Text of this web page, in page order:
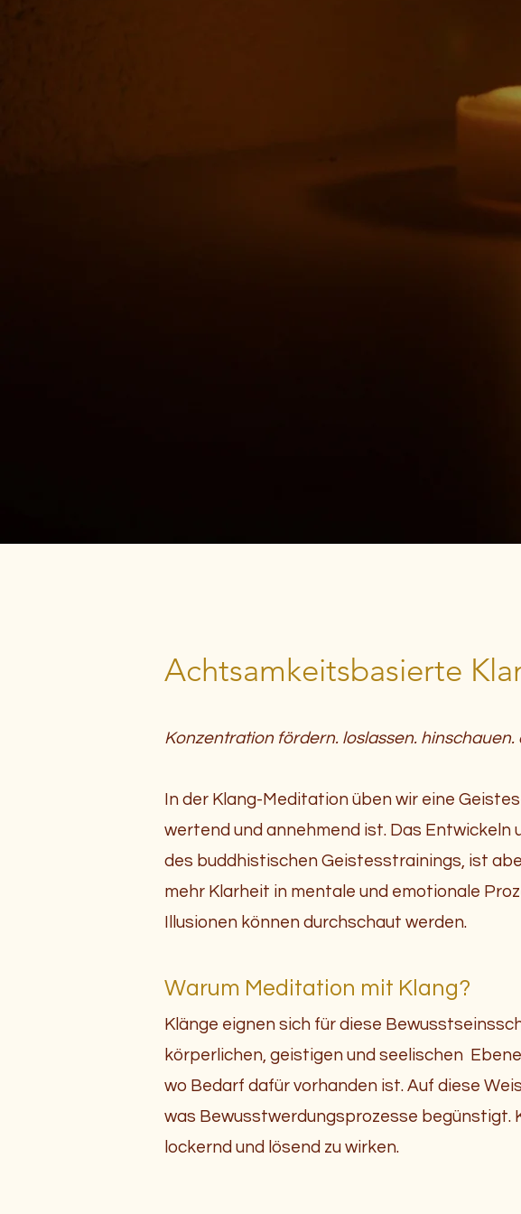
Achtsamkeitsbasierte
Konzentration fördern. loslassen.
In der Klang-Meditation üben wir eine
wertend und annehmend ist. Das
des buddhistischen Geistesstrainings, ist
mehr Klarheit in mentale und emotionale
Illusionen können durchschaut werden.
Warum Meditation mit Klang?
Klänge eignen sich für diese
körperlichen, geistigen und seelischen
wo Bedarf dafür vorhanden ist. Auf diese
was Bewusstwerdungsprozesse begünstigt.
lockernd und lösend zu wirken.